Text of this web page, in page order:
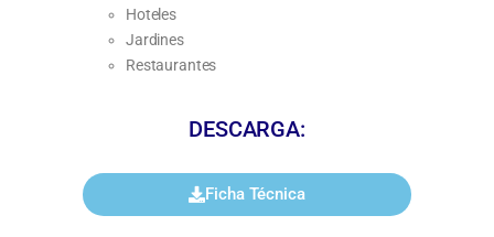
Hoteles
Jardines
Restaurantes
DESCARGA:
Ficha Técnica